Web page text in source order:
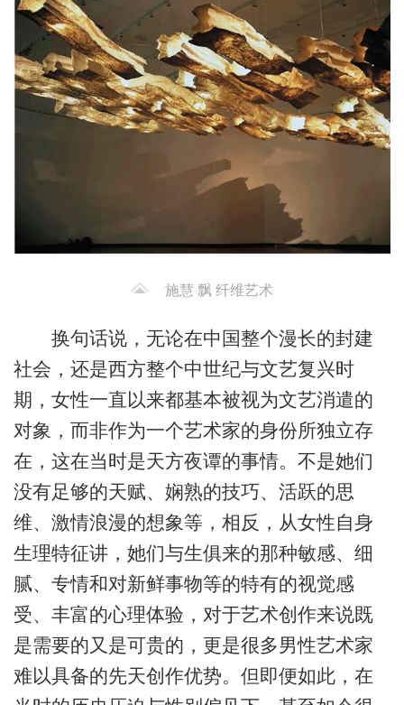
施慧 飘 纤维艺术
换句话说，无论在中国整个漫长的封建
社会，还是西方整个中世纪与文艺复兴时
期，女性一直以来都基本被视为文艺消遣的
对象，而非作为一个艺术家的身份所独立存
在，这在当时是天方夜谭的事情。不是她们
没有足够的天赋、娴熟的技巧、活跃的思
维、激情浪漫的想象等，相反，从女性自身
生理特征讲，她们与生俱来的那种敏感、细
腻、专情和对新鲜事物等的特有的视觉感
受、丰富的心理体验，对于艺术创作来说既
是需要的又是可贵的，更是很多男性艺术家
难以具备的先天创作优势。但即便如此，在